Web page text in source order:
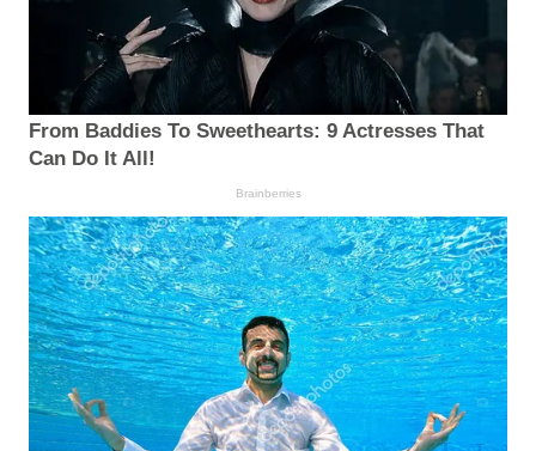
From Baddies To Sweethearts: 9 Actresses That
Can Do It All!
Brainberries